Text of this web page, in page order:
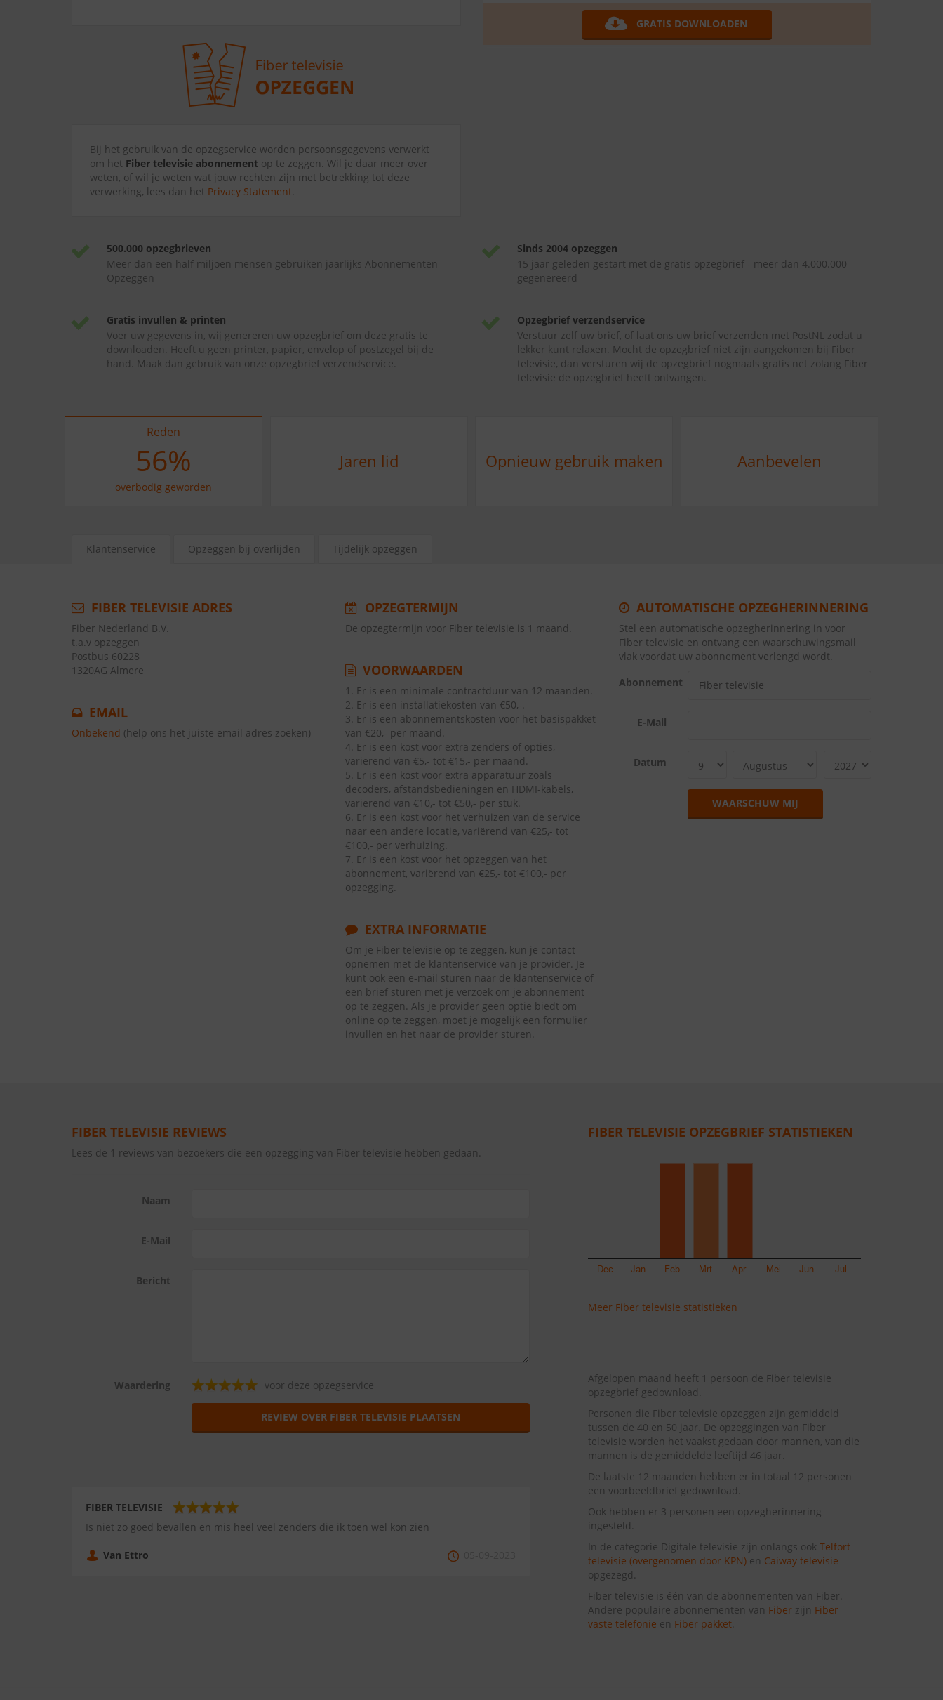
Bij het gebruik van de opzegservice worden persoonsgegevens verwerkt
om het Fiber televisie abonnement op te zeggen. Wil je daar meer over
weten, of wil je weten wat jouw rechten zijn met betrekking tot deze
verwerking, lees dan het Privacy Statement.
GRATIS DOWNLOADEN
500.000 opzegbrieven
Meer dan een half miljoen mensen gebruiken jaarlijks Abonnementen
Opzeggen
Sinds 2004 opzeggen
15 jaar geleden gestart met de gratis opzegbrief - meer dan 4.000.000
gegenereerd
Gratis invullen & printen
Voer uw gegevens in, wij genereren uw opzegbrief om deze gratis te
downloaden. Heeft u geen printer, papier, envelop of postzegel bij de
hand. Maak dan gebruik van onze opzegbrief verzendservice.
Opzegbrief verzendservice
Verstuur zelf uw brief, of laat ons uw brief verzenden met PostNL zodat u
lekker kunt relaxen. Mocht de opzegbrief niet zijn aangekomen bij Fiber
televisie, dan versturen wij de opzegbrief nogmaals gratis net zolang Fiber
televisie de opzegbrief heeft ontvangen.
Reden
61%
overbodig geworden
Jaren lid Opnieuw gebruik maken Aanbevelen
Klantenservice Opzeggen bij overlijden Tijdelijk opzeggen
FIBER TELEVISIE ADRES
Fiber Nederland B.V.
t.a.v opzeggen
Postbus 60228
1320AG Almere
EMAIL
Onbekend (help ons het juiste email adres zoeken)
OPZEGTERMIJN
De opzegtermijn voor Fiber televisie is 1 maand.
VOORWAARDEN
1. Er is een minimale contractduur van 12 maanden.
2. Er is een installatiekosten van €50,-.
3. Er is een abonnementskosten voor het basispakket
van €20,- per maand.
4. Er is een kost voor extra zenders of opties,
variërend van €5,- tot €15,- per maand.
5. Er is een kost voor extra apparatuur zoals
decoders, afstandsbedieningen en HDMI-kabels,
variërend van €10,- tot €50,- per stuk.
6. Er is een kost voor het verhuizen van de service
naar een andere locatie, variërend van €25,- tot
€100,- per verhuizing.
7. Er is een kost voor het opzeggen van het
abonnement, variërend van €25,- tot €100,- per
opzegging.
EXTRA INFORMATIE
Om je Fiber televisie op te zeggen, kun je contact
opnemen met de klantenservice van je provider. Je
kunt ook een e-mail sturen naar de klantenservice of
een brief sturen met je verzoek om je abonnement
op te zeggen. Als je provider geen optie biedt om
online op te zeggen, moet je mogelijk een formulier
invullen en het naar de provider sturen.
AUTOMATISCHE OPZEGHERINNERING
Stel een automatische opzegherinnering in voor
Fiber televisie en ontvang een waarschuwingsmail
vlak voordat uw abonnement verlengd wordt.
Abonnement
E-Mail
Datum
WAARSCHUW MIJ
FIBER TELEVISIE REVIEWS
Lees de 1 reviews van bezoekers die een opzegging van Fiber televisie hebben gedaan.
Naam
E-Mail
Bericht
Waardering voor deze opzegservice
REVIEW OVER FIBER TELEVISIE PLAATSEN
FIBER TELEVISIE
Is niet zo goed bevallen en mis heel veel zenders die ik toen wel kon zien
Van Ettro
FIBER TELEVISIE OPZEGBRIEF STATISTIEKEN
Meer Fiber televisie statistieken
Afgelopen maand heeft 1 persoon de Fiber televisie
opzegbrief gedownload.
Personen die Fiber televisie opzeggen zijn gemiddeld
tussen de 40 en 50 jaar. De opzeggingen van Fiber
televisie worden het vaakst gedaan door mannen, van die
mannen is de gemiddelde leeftijd 46 jaar.
De laatste 12 maanden hebben er in totaal 12 personen
een voorbeeldbrief gedownload.
Ook hebben er 3 personen een opzegherinnering
ingesteld.
In de categorie Digitale televisie zijn onlangs ook Telfort
televisie (overgenomen door KPN)en Caiway televisie
opgezegd.
Fiber televisie is één van de abonnementen van Fiber.
Andere populaire abonnementen van Fiberzijn Fiber
vaste telefonie en Fiber pakket.